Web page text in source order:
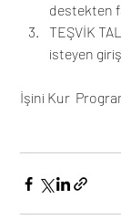
destekten
TEŞVİK
isteyen
İşini Kur